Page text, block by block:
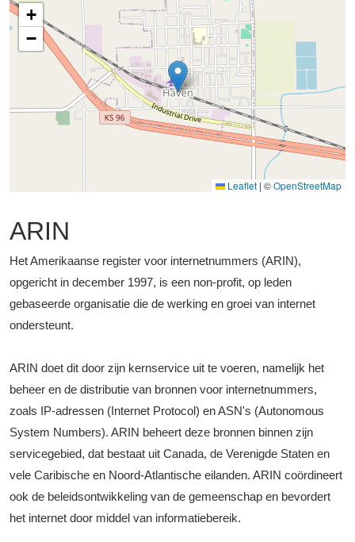
+
−
Leaflet | ©OpenStreetMap
ARIN
Het Amerikaanse register voor internetnummers (ARIN),
opgericht in december 1997, is een non-profit, op leden
gebaseerde organisatie die de werking en groei van internet
ondersteunt.
ARIN doet dit door zijn kernservice uit te voeren, namelijk het
beheer en de distributie van bronnen voor internetnummers,
zoals IP-adressen (Internet Protocol) en ASN's (Autonomous
System Numbers). ARIN beheert deze bronnen binnen zijn
servicegebied, dat bestaat uit Canada, de Verenigde Staten en
vele Caribische en Noord-Atlantische eilanden. ARIN coördineert
ook de beleidsontwikkeling van de gemeenschap en bevordert
het internet door middel van informatiebereik.